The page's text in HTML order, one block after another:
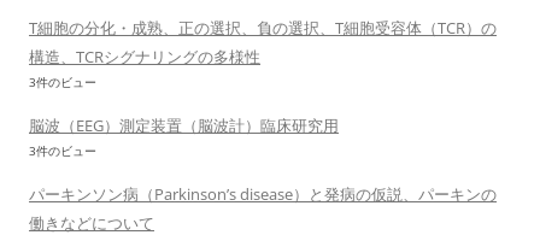
T細胞の分化・成熟、正の選択、負の選択、T細胞受容体（TCR）の
構造、TCRシグナリングの多様性
3件のビュー
脳波（EEG）測定装置（脳波計）臨床研究用
3件のビュー
パーキンソン病（Parkinson’s disease）と発病の仮説、パーキンの
働きなどについて